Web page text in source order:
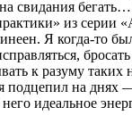
свидания
из серии
Я когда-то
к разуму
подцепил на
идеальное